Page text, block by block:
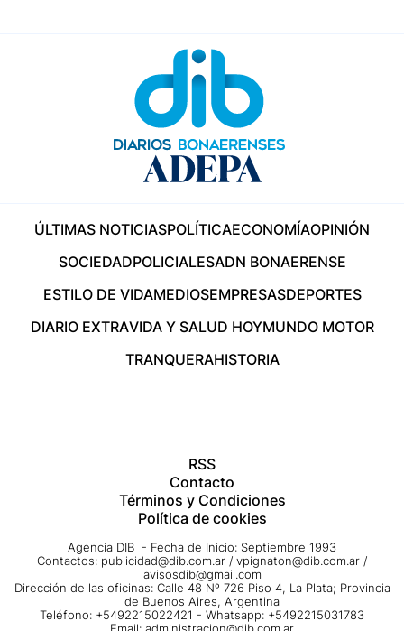
ÚLTIMAS NOTICIASPOLÍTICAECONOMÍAOPINIÓN
SOCIEDADPOLICIALESADN BONAERENSE
ESTILO DE VIDAMEDIOSEMPRESASDEPORTES
DIARIO EXTRAVIDA Y SALUD HOYMUNDO MOTOR
TRANQUERAHISTORIA
RSS
Contacto
Términos y Condiciones
Política de cookies
Agencia DIB - Fecha de Inicio: Septiembre 1993
Contactos: publicidad@dib.com.ar / vpignaton@dib.com.ar /
avisosdib@gmail.com
Dirección de las oficinas: Calle 48 Nº 726 Piso 4, La Plata; Provincia
de Buenos Aires, Argentina
Teléfono: +5492215022421 - Whatsapp: +5492215031783
Email: administracion@dib.com.ar